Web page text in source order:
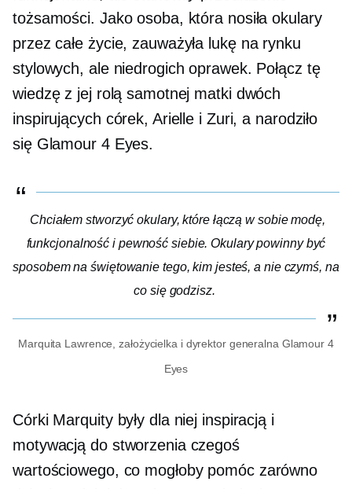
tożsamości. Jako osoba, która nosiła okulary
przez całe życie, zauważyła lukę na rynku
stylowych, ale niedrogich oprawek. Połącz tę
wiedzę z jej rolą samotnej matki dwóch
inspirujących córek, Arielle i Zuri, a narodziło
się Glamour 4 Eyes.
Chciałem stworzyć okulary, które łączą w sobie modę,
funkcjonalność i pewność siebie. Okulary powinny być
sposobem na świętowanie tego, kim jesteś, a nie czymś, na
co się godzisz.
Marquita Lawrence, założycielka i dyrektor generalna Glamour 4
Eyes
Córki Marquity były dla niej inspiracją i
motywacją do stworzenia czegoś
wartościowego, co mogłoby pomóc zarówno